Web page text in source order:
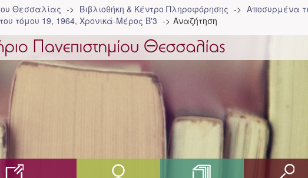
Θεσσαλίας Βιβλιοθήκη & Κέντρο Πληροφόρησης
Αποσυρμένα
τόμου 19, 1964, Χρονικά-Μέρος Β'3 Αναζήτηση